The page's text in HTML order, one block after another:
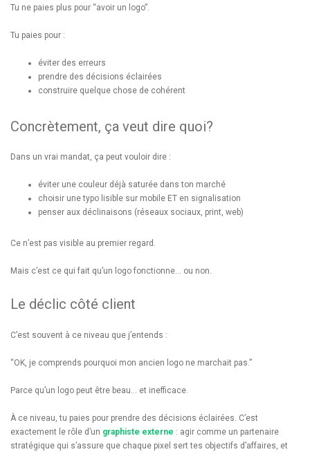
Tu ne paies plus pour “avoir un logo”.
Tu paies pour :
éviter des erreurs
prendre des décisions éclairées
construire quelque chose de cohérent
Concrètement, ça veut dire quoi?
Dans un vrai mandat, ça peut vouloir dire :
éviter une couleur déjà saturée dans ton marché
choisir une typo lisible sur mobile ET en signalisation
penser aux déclinaisons (réseaux sociaux, print, web)
Ce n’est pas visible au premier regard.
Mais c’est ce qui fait qu’un logo fonctionne… ou non.
Le déclic côté client
C’est souvent à ce niveau que j’entends :
“OK, je comprends pourquoi mon ancien logo ne marchait pas.”
Parce qu’un logo peut être beau… et inefficace.
À ce niveau, tu paies pour prendre des décisions éclairées. C’est
exactement le rôle d’un graphiste externe : agir comme un partenaire
stratégique qui s’assure que chaque pixel sert tes objectifs d’affaires, et